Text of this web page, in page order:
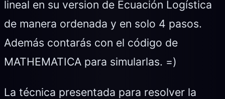
lineal en su version de Ecuación Logística
de manera ordenada y en solo 4 pasos.
Además contarás con el código de
MATHEMATICA para simularlas. =)
La técnica presentada para resolver la